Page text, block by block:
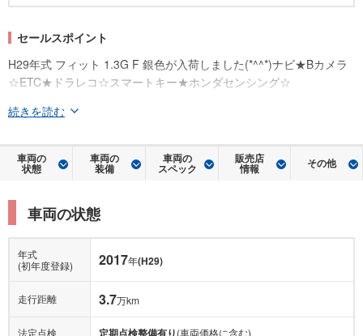
セールスポイント
H29年式 フィット 1.3G F 銀色が入荷しました(*^^*)ナビ★Bカメラ
☆ETC★ドラレコ☆スマートキー★ホンダセンシング☆
続きを読む
車両の
状態
車両の
装備
車両の
スペック
販売店
情報 その他
車両の状態
年式
(初年度登録)
2017年(H29)
走行距離 3.7万km
法定点検 定期点検整備有り(車両価格に含む)